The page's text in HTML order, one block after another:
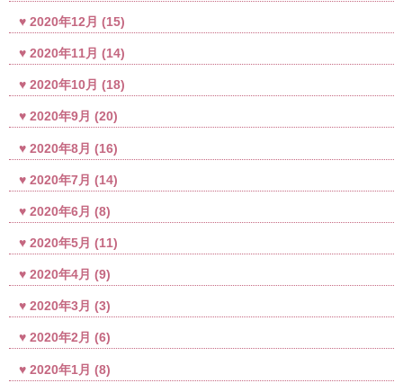
2020年12月 (15)
2020年11月 (14)
2020年10月 (18)
2020年9月 (20)
2020年8月 (16)
2020年7月 (14)
2020年6月 (8)
2020年5月 (11)
2020年4月 (9)
2020年3月 (3)
2020年2月 (6)
2020年1月 (8)